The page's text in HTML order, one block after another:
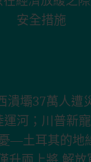
際加強安全措
；川普新寵與
京隱憂—土耳
的地緣合圍；